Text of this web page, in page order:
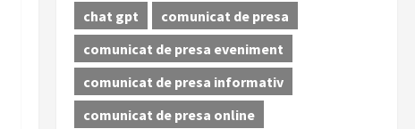
chat gpt
comunicat de presa
comunicat de presa eveniment
comunicat de presa informativ
comunicat de presa online